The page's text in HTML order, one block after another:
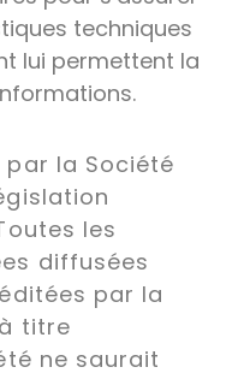
techniques
lui permettent la
par la Société
les
diffusées
par la
titre
ne saurait